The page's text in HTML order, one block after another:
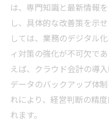
税理士が提案す
税理士構想が実
税理士と実務担
税理士構想によ
税理士構想を実践に
税理士構想を
は、専門知識と最新情報
し、具体的な改善策を示
しては、業務のデジタル
ィ対策の強化が不可欠で
えば、クラウド会計の導
データのバックアップ体
れにより、経営判断の精
れます。